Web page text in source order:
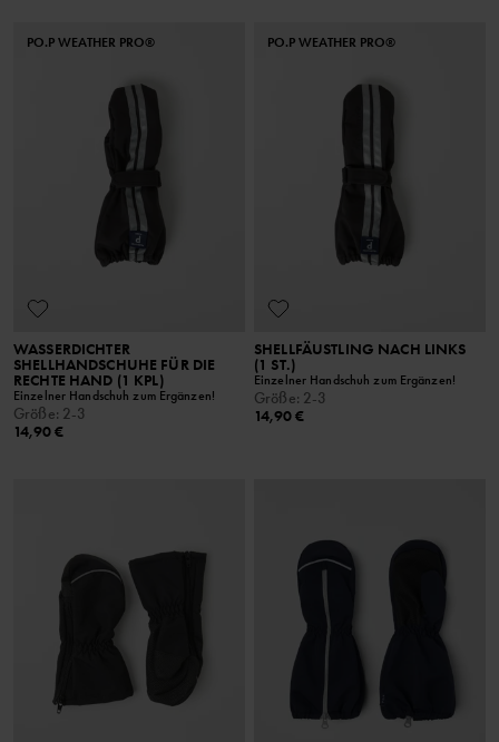
PO.P WEATHER PRO®
WASSERDICHTER
SHELLHANDSCHUHE FÜR DIE
RECHTE HAND (1 KPL)
Einzelner Handschuh zum Ergänzen!
Größe: 2-3
14,90 €
PO.P WEATHER PRO®
SHELLFÄUSTLING NACH LINKS
(1 ST.)
Einzelner Handschuh zum Ergänzen!
Größe: 2-3
14,90 €